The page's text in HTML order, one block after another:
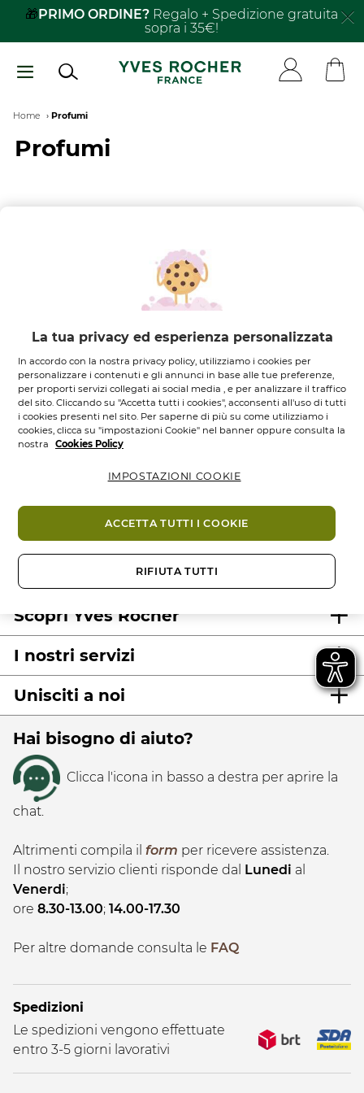
Salta
principale
🎁PRIMO ORDINE? Regalo + Spedizione gratuita
sopra i 35€!
Breadcrumb
Home Profumi
Profumi
Scopri Yves Rocher
I nostri servizi
Unisciti a noi
Hai bisogno di aiuto?
Clicca l'icona in basso a destra per aprire la
chat.
Altrimenti compila il form per ricevere assistenza.
Il nostro servizio clienti risponde dal Lunedi al
Venerdi;
ore 8.30-13.00; 14.00-17.30
Per altre domande consulta le FAQ
Spedizioni
Le spedizioni vengono effettuate
entro 3-5 giorni lavorativi
La tua privacy ed esperienza personalizzata
In accordo con la nostra privacy policy, utilizziamo i cookies per
personalizzare i contenuti e gli annunci in base alle tue preferenze,
per proporti servizi collegati ai social media , e per analizzare il traffico
del sito. Cliccando su "Accetta tutti i cookies", acconsenti all'uso di tutti
i cookies presenti nel sito. Per saperne di più su come utilizziamo i
cookies, clicca su "impostazioni Cookie" nel banner oppure consulta la
nostra
Cookies Policy
RIFIUTA TUTTI
ACCETTA TUTTI I COOKIE
IMPOSTAZIONI COOKIE